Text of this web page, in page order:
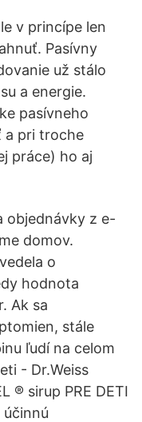
v princípe len
Pasívny
už stálo
a energie.
pasívneho
a pri troche
práce) ho aj
objednávky z e-
domov.
o
hodnota
Ak sa
stále
ľudí na celom
- Dr.Weiss
® sirup PRE DETI
účinnú